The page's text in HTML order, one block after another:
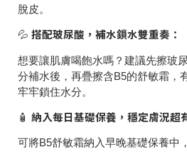
脫皮。
💦 搭配玻尿酸，補水鎖水雙重奏：
想要讓肌膚喝飽水嗎？建議先擦玻
分補水後，再疊擦含B5的舒敏霜，
牢牢鎖住水分。
🧴 納入每日基礎保養，穩定膚況超
可將B5舒敏霜納入早晚基礎保養中